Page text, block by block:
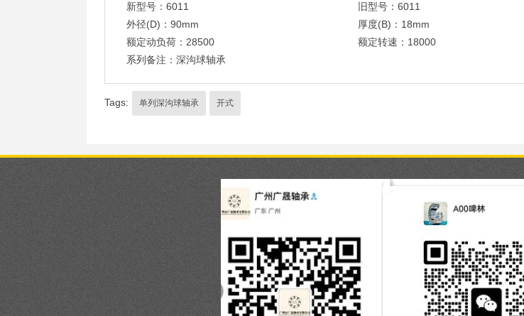
新型号：6011
旧型号：6011
外径(D)：90mm
厚度(B)：18mm
额定动负荷：28500
额定转速：18000
系列备注：深沟球轴承
Tags: 单列深沟球轴承 开式